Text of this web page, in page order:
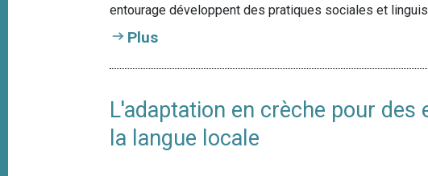
entourage développent des pratiques sociales et
Plus
L'adaptation en crèche pour
la langue locale